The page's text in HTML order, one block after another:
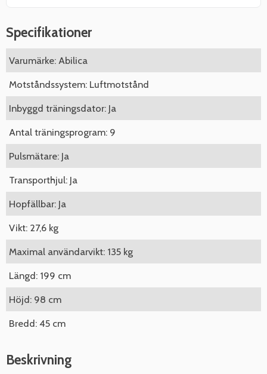
Specifikationer
Varumärke: Abilica
Motståndssystem: Luftmotstånd
Inbyggd träningsdator: Ja
Antal träningsprogram: 9
Pulsmätare: Ja
Transporthjul: Ja
Hopfällbar: Ja
Vikt: 27,6 kg
Maximal användarvikt: 135 kg
Längd: 199 cm
Höjd: 98 cm
Bredd: 45 cm
Beskrivning